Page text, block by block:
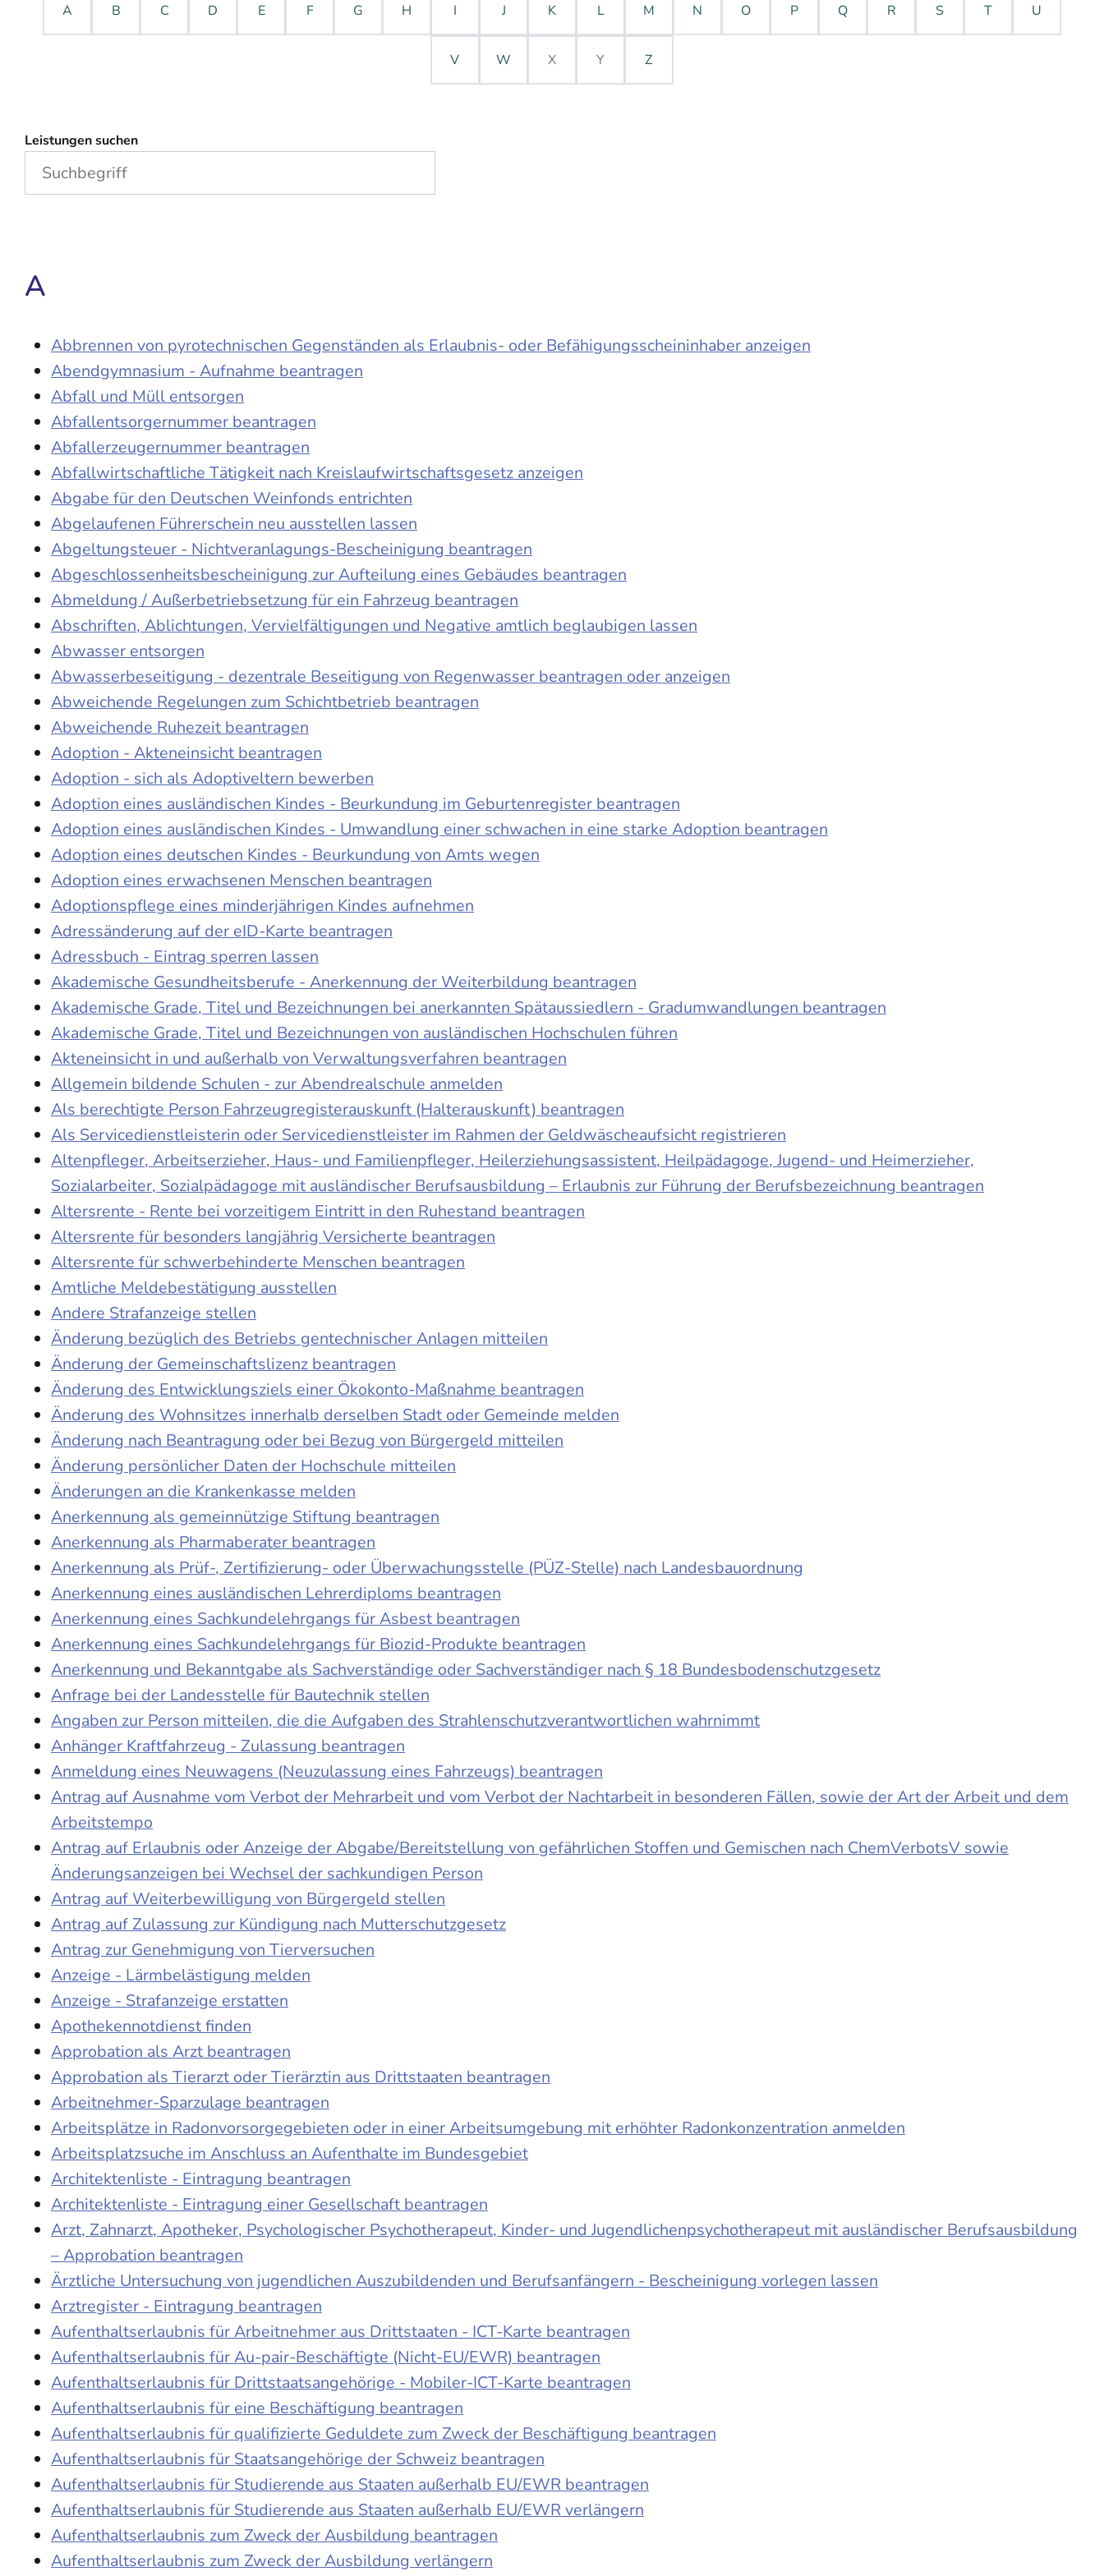
A B C D E F G H I J K L M N O P Q R S T U
V W X Y Z
Leistungen suchen
A
Abbrennen von pyrotechnischen Gegenständen als Erlaubnis- oder Befähigungsscheininhaber anzeigen
Abendgymnasium - Aufnahme beantragen
Abfall und Müll entsorgen
Abfallentsorgernummer beantragen
Abfallerzeugernummer beantragen
Abfallwirtschaftliche Tätigkeit nach Kreislaufwirtschaftsgesetz anzeigen
Abgabe für den Deutschen Weinfonds entrichten
Abgelaufenen Führerschein neu ausstellen lassen
Abgeltungsteuer - Nichtveranlagungs-Bescheinigung beantragen
Abgeschlossenheitsbescheinigung zur Aufteilung eines Gebäudes beantragen
Abmeldung / Außerbetriebsetzung für ein Fahrzeug beantragen
Abschriften, Ablichtungen, Vervielfältigungen und Negative amtlich beglaubigen lassen
Abwasser entsorgen
Abwasserbeseitigung - dezentrale Beseitigung von Regenwasser beantragen oder anzeigen
Abweichende Regelungen zum Schichtbetrieb beantragen
Abweichende Ruhezeit beantragen
Adoption - Akteneinsicht beantragen
Adoption - sich als Adoptiveltern bewerben
Adoption eines ausländischen Kindes - Beurkundung im Geburtenregister beantragen
Adoption eines ausländischen Kindes - Umwandlung einer schwachen in eine starke Adoption beantragen
Adoption eines deutschen Kindes - Beurkundung von Amts wegen
Adoption eines erwachsenen Menschen beantragen
Adoptionspflege eines minderjährigen Kindes aufnehmen
Adressänderung auf der eID-Karte beantragen
Adressbuch - Eintrag sperren lassen
Akademische Gesundheitsberufe - Anerkennung der Weiterbildung beantragen
Akademische Grade, Titel und Bezeichnungen bei anerkannten Spätaussiedlern - Gradumwandlungen beantragen
Akademische Grade, Titel und Bezeichnungen von ausländischen Hochschulen führen
Akteneinsicht in und außerhalb von Verwaltungsverfahren beantragen
Allgemein bildende Schulen - zur Abendrealschule anmelden
Als berechtigte Person Fahrzeugregisterauskunft (Halterauskunft) beantragen
Als Servicedienstleisterin oder Servicedienstleister im Rahmen der Geldwäscheaufsicht registrieren
Altenpfleger, Arbeitserzieher, Haus- und Familienpfleger, Heilerziehungsassistent, Heilpädagoge, Jugend- und Heimerzieher,
Sozialarbeiter, Sozialpädagoge mit ausländischer Berufsausbildung – Erlaubnis zur Führung der Berufsbezeichnung beantragen
Altersrente - Rente bei vorzeitigem Eintritt in den Ruhestand beantragen
Altersrente für besonders langjährig Versicherte beantragen
Altersrente für schwerbehinderte Menschen beantragen
Amtliche Meldebestätigung ausstellen
Andere Strafanzeige stellen
Änderung bezüglich des Betriebs gentechnischer Anlagen mitteilen
Änderung der Gemeinschaftslizenz beantragen
Änderung des Entwicklungsziels einer Ökokonto-Maßnahme beantragen
Änderung des Wohnsitzes innerhalb derselben Stadt oder Gemeinde melden
Änderung nach Beantragung oder bei Bezug von Bürgergeld mitteilen
Änderung persönlicher Daten der Hochschule mitteilen
Änderungen an die Krankenkasse melden
Anerkennung als gemeinnützige Stiftung beantragen
Anerkennung als Pharmaberater beantragen
Anerkennung als Prüf-, Zertifizierung- oder Überwachungsstelle (PÜZ-Stelle) nach Landesbauordnung
Anerkennung eines ausländischen Lehrerdiploms beantragen
Anerkennung eines Sachkundelehrgangs für Asbest beantragen
Anerkennung eines Sachkundelehrgangs für Biozid-Produkte beantragen
Anerkennung und Bekanntgabe als Sachverständige oder Sachverständiger nach § 18 Bundesbodenschutzgesetz
Anfrage bei der Landesstelle für Bautechnik stellen
Angaben zur Person mitteilen, die die Aufgaben des Strahlenschutzverantwortlichen wahrnimmt
Anhänger Kraftfahrzeug - Zulassung beantragen
Anmeldung eines Neuwagens (Neuzulassung eines Fahrzeugs) beantragen
Antrag auf Ausnahme vom Verbot der Mehrarbeit und vom Verbot der Nachtarbeit in besonderen Fällen, sowie der Art der Arbeit und dem
Arbeitstempo
Antrag auf Erlaubnis oder Anzeige der Abgabe/Bereitstellung von gefährlichen Stoffen und Gemischen nach ChemVerbotsV sowie
Änderungsanzeigen bei Wechsel der sachkundigen Person
Antrag auf Weiterbewilligung von Bürgergeld stellen
Antrag auf Zulassung zur Kündigung nach Mutterschutzgesetz
Antrag zur Genehmigung von Tierversuchen
Anzeige - Lärmbelästigung melden
Anzeige - Strafanzeige erstatten
Apothekennotdienst finden
Approbation als Arzt beantragen
Approbation als Tierarzt oder Tierärztin aus Drittstaaten beantragen
Arbeitnehmer-Sparzulage beantragen
Arbeitsplätze in Radonvorsorgegebieten oder in einer Arbeitsumgebung mit erhöhter Radonkonzentration anmelden
Arbeitsplatzsuche im Anschluss an Aufenthalte im Bundesgebiet
Architektenliste - Eintragung beantragen
Architektenliste - Eintragung einer Gesellschaft beantragen
Arzt, Zahnarzt, Apotheker, Psychologischer Psychotherapeut, Kinder- und Jugendlichenpsychotherapeut mit ausländischer Berufsausbildung
– Approbation beantragen
Ärztliche Untersuchung von jugendlichen Auszubildenden und Berufsanfängern - Bescheinigung vorlegen lassen
Arztregister - Eintragung beantragen
Aufenthaltserlaubnis für Arbeitnehmer aus Drittstaaten - ICT-Karte beantragen
Aufenthaltserlaubnis für Au-pair-Beschäftigte (Nicht-EU/EWR) beantragen
Aufenthaltserlaubnis für Drittstaatsangehörige - Mobiler-ICT-Karte beantragen
Aufenthaltserlaubnis für eine Beschäftigung beantragen
Aufenthaltserlaubnis für qualifizierte Geduldete zum Zweck der Beschäftigung beantragen
Aufenthaltserlaubnis für Staatsangehörige der Schweiz beantragen
Aufenthaltserlaubnis für Studierende aus Staaten außerhalb EU/EWR beantragen
Aufenthaltserlaubnis für Studierende aus Staaten außerhalb EU/EWR verlängern
Aufenthaltserlaubnis zum Zweck der Ausbildung beantragen
Aufenthaltserlaubnis zum Zweck der Ausbildung verlängern